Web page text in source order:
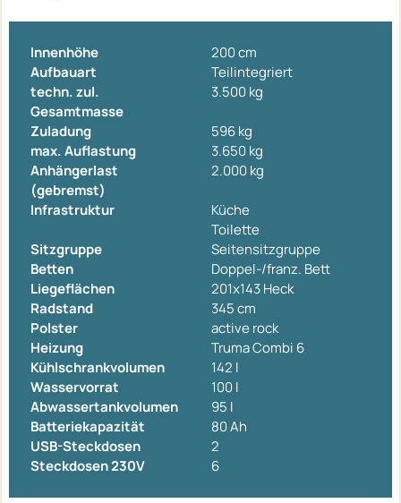
Innenhöhe
200 cm
Aufbauart
Teilintegriert
techn. zul.
Gesamtmasse
3.500 kg
Zuladung
596 kg
max. Auflastung
3.650 kg
Anhängerlast
(gebremst)
2.000 kg
Infrastruktur
Küche
Toilette
Sitzgruppe
Seitensitzgruppe
Betten
Doppel-/franz. Bett
Liegeflächen
201x143 Heck
Radstand
345 cm
Polster
active rock
Heizung
Truma Combi 6
Kühlschrankvolumen
142 l
Wasservorrat
100 l
Abwassertankvolumen
95 l
Batteriekapazität
80 Ah
USB-Steckdosen
2
Steckdosen 230V
6